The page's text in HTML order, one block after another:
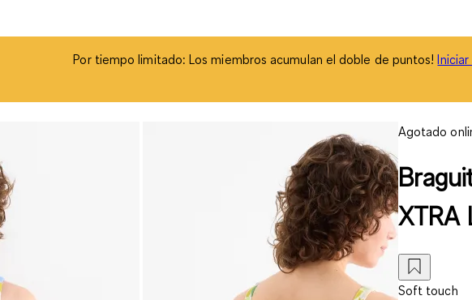
Por tiempo limitado: Los miembros acumulan el doble de puntos!
Agotado
XTRA
Soft touch